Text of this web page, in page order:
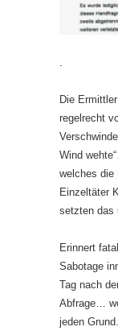
Die
regelrecht
Wind
welches die
Einzeltäter
setzten das
Erinnert
Sabotage
Tag nach
Abfrage…
jeden